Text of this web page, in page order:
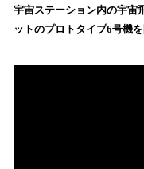
数
を
宇宙ステーション内の宇宙
ットのプロトタイプ6号機を